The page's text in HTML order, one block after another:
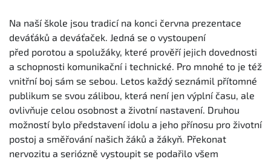
Na naší škole jsou tradicí na konci června prezentace
deváťáků a deváťaček. Jedná se o vystoupení
před porotou a spolužáky, které prověří jejich dovednosti
a schopnosti komunikační i technické. Pro mnohé to je též
vnitřní boj sám se sebou. Letos každý seznámil přítomné
publikum se svou zálibou, která není jen výplní času, ale
ovlivňuje celou osobnost a životní nastavení. Druhou
možností bylo představení idolu a jeho přínosu pro životní
postoj a směřování našich žáků a žákyň. Překonat
nervozitu a seriózně vystoupit se podařilo všem